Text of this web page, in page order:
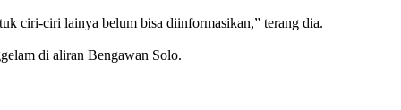
ciri-ciri lainya belum bisa diinformasikan,” terang dia.
di aliran Bengawan Solo.